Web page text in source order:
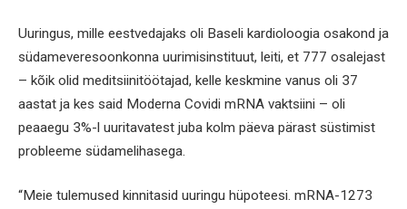
Uuringus, mille eestvedajaks oli Baseli kardioloogia osakond ja
südameveresoonkonna uurimisinstituut, leiti, et 777 osalejast
– kõik olid meditsiinitöötajad, kelle keskmine vanus oli 37
aastat ja kes said Moderna Covidi mRNA vaktsiini – oli
peaaegu 3%-l uuritavatest juba kolm päeva pärast süstimist
probleeme südamelihasega.
“Meie tulemused kinnitasid uuringu hüpoteesi. mRNA-1273